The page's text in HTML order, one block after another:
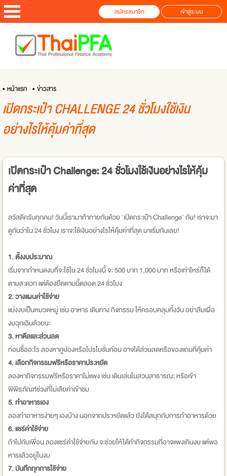
สมัครสมาชิก เข้าสู่ระบบ
• หน้าแรก • ข่าวสาร
เปิดกระเป๋า CHALLENGE 24 ชั่วโมงใช้เงิน
อย่างไรให้คุ้มค่าที่สุด
เปิดกระเป๋า Challenge: 24 ชั่วโมงใช้เงินอย่างไรให้คุ้ม
ค่าที่สุด
สวัสดีครับทุกคน! วันนี้เรามาท้าทายกันด้วย 'เปิดกระเป๋า Challenge' กัน! เราจะมา
ดูกันว่าใน 24 ชั่วโมง เราจะใช้เงินอย่างไรให้คุ้มค่าที่สุด มาเริ่มกันเลย!
1. ตั้งงบประมาณ
เริ่มจากกำหนดงบที่จะใช้ใน 24 ชั่วโมงนี้ จะ 500 บาท 1,000 บาท หรือเท่าไหร่ก็ได้
ตามสะดวก แต่ต้องยึดตามนี้ตลอด 24 ชั่วโมง
2. วางแผนค่าใช้จ่าย
แบ่งงบเป็นหมวดหมู่ เช่น อาหาร เดินทาง กิจกรรม ให้ครอบคลุมทั้งวัน อย่าลืมเผื่อ
งบฉุกเฉินด้วยนะ
3. หาดีลและส่วนลด
ก่อนซื้ออะไร ลองหาคูปองหรือโปรโมชั่นก่อน อาจได้ส่วนลดหรือของแถมที่คุ้มค่า
4. เลือกกิจกรรมฟรีหรือราคาประหยัด
ลองหากิจกรรมฟรีหรือราคาไม่แพง เช่น เดินเล่นในสวนสาธารณะ หรือเข้า
พิพิธภัณฑ์ช่วงที่ไม่เสียค่าเข้าชม
5. ทำอาหารเอง
ลองทำอาหารง่ายๆ เองบ้าง นอกจากประหยัดแล้ว ยังได้สนุกกับการทำอาหารด้วย
6. แชร์ค่าใช้จ่าย
ถ้าไปกับเพื่อน ลองแชร์ค่าใช้จ่ายกัน จะช่วยให้ได้ทำกิจกรรมที่อาจแพงเกินงบ แต่พอ
หารแล้วอยู่ในงบ
7. บันทึกทุกการใช้จ่าย